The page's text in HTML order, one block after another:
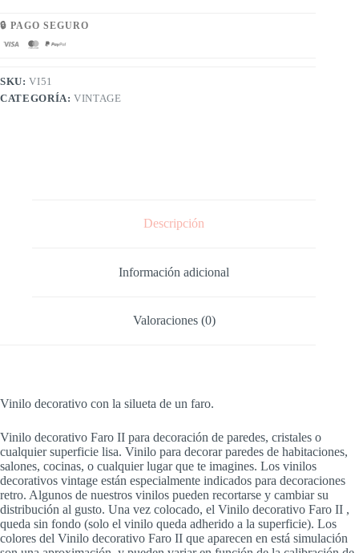
🔒 PAGO SEGURO
SKU:VI51
CATEGORÍA:VINTAGE
Descripción
Información adicional
Valoraciones (0)
Vinilo decorativo con la silueta de un faro.
Vinilo decorativo Faro II para decoración de paredes, cristales o
cualquier superficie lisa. Vinilo para decorar paredes de habitaciones,
salones, cocinas, o cualquier lugar que te imagines. Los vinilos
decorativos vintage están especialmente indicados para decoraciones
retro. Algunos de nuestros vinilos pueden recortarse y cambiar su
distribución al gusto. Una vez colocado, el Vinilo decorativo Faro II ,
queda sin fondo (solo el vinilo queda adherido a la superficie). Los
colores del Vinilo decorativo Faro II que aparecen en está simulación